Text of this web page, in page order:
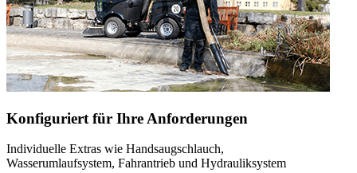
Konfiguriert für Ihre Anforderungen
Individuelle Extras wie Handsaugschlauch,
Wasserumlaufsystem, Fahrantrieb und Hydrauliksystem